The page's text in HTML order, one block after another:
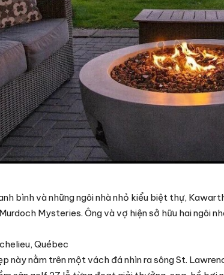
bình và những ngôi nhà nhỏ kiểu biệt thự,
Mysteries. Ông và vợ hiện sở hữu hai ngôi
Québec
này nằm trên một vách đá nhìn ra sông St.